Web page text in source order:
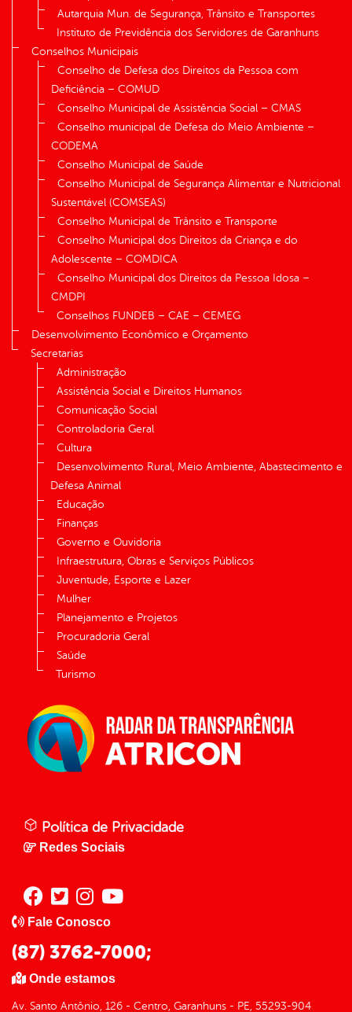
Autarquia Mun. de Segurança, Trânsito e Transportes
Instituto de Previdência dos Servidores de Garanhuns
Conselhos Municipais
Conselho de Defesa dos Direitos da Pessoa com
Deficiência – COMUD
Conselho Municipal de Assistência Social – CMAS
Conselho municipal de Defesa do Meio Ambiente –
CODEMA
Conselho Municipal de Saúde
Conselho Municipal de Segurança Alimentar e Nutricional
Sustentável (COMSEAS)
Conselho Municipal de Trânsito e Transporte
Conselho Municipal dos Direitos da Criança e do
Adolescente – COMDICA
Conselho Municipal dos Direitos da Pessoa Idosa –
CMDPI
Conselhos FUNDEB – CAE – CEMEG
Desenvolvimento Econômico e Orçamento
Secretarias
Administração
Assistência Social e Direitos Humanos
Comunicação Social
Controladoria Geral
Cultura
Desenvolvimento Rural, Meio Ambiente, Abastecimento e
Defesa Animal
Educação
Finanças
Governo e Ouvidoria
Infraestrutura, Obras e Serviços Públicos
Juventude, Esporte e Lazer
Mulher
Planejamento e Projetos
Procuradoria Geral
Saúde
Turismo
Política de Privacidade
Redes Sociais
Fale Conosco
(87) 3762-7000;
Onde estamos
Av. Santo Antônio, 126 - Centro, Garanhuns - PE, 55293-904